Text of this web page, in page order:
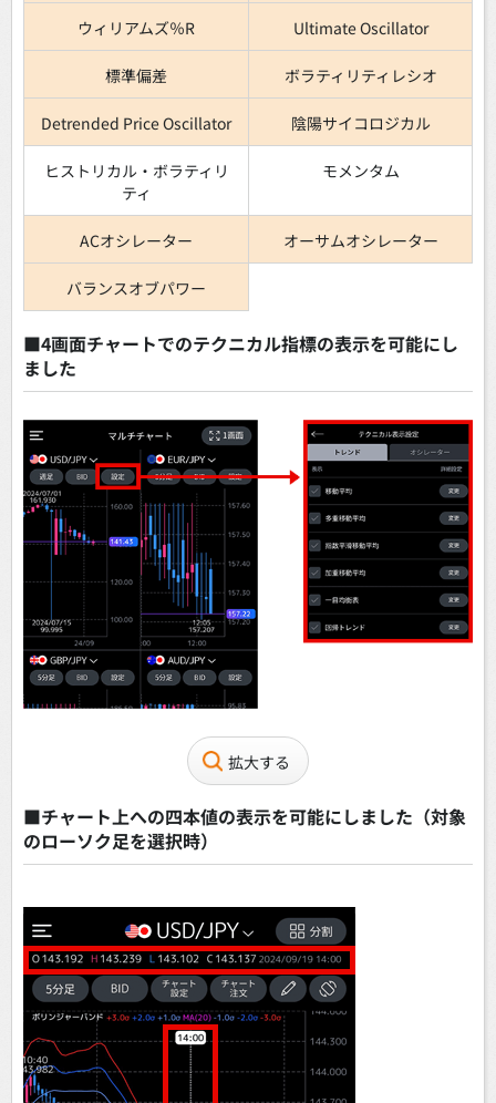
ウィリアムズ％R Ultimate Oscillator
標準偏差 ボラティリティレシオ
Detrended Price Oscillator 陰陽サイコロジカル
ヒストリカル・ボラティリ
ティ
モメンタム
ACオシレーター オーサムオシレーター
バランスオブパワー
■4画面チャートでのテクニカル指標の表示を可能にし
ました
拡大する
■チャート上への四本値の表示を可能にしました（対象
のローソク足を選択時）